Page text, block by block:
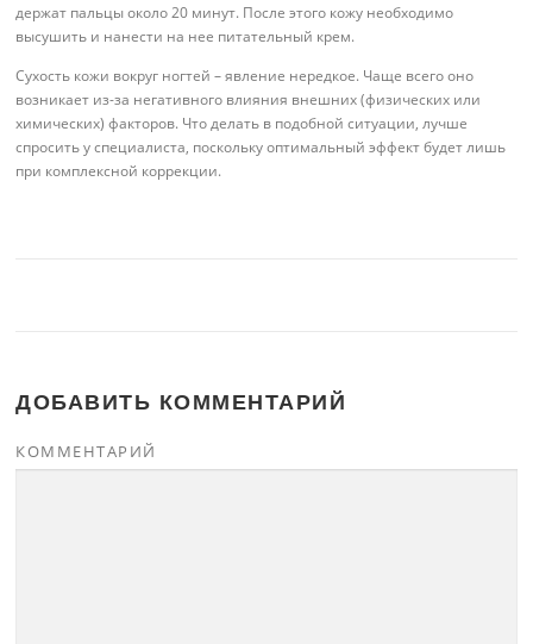
держат пальцы около 20 минут. После этого кожу необходимо
высушить и нанести на нее питательный крем.
Сухость кожи вокруг ногтей – явление нередкое. Чаще всего оно
возникает из-за негативного влияния внешних (физических или
химических) факторов. Что делать в подобной ситуации, лучше
спросить у специалиста, поскольку оптимальный эффект будет лишь
при комплексной коррекции.
ДОБАВИТЬ КОММЕНТАРИЙ
КОММЕНТАРИЙ